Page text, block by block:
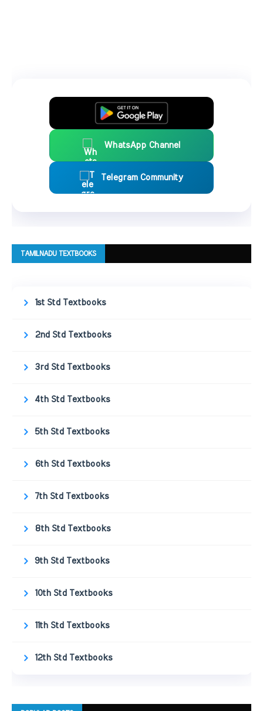
WhatsApp Channel
Telegram Community
TAMILNADU TEXTBOOKS
1st Std Textbooks
2nd Std Textbooks
3rd Std Textbooks
4th Std Textbooks
5th Std Textbooks
6th Std Textbooks
7th Std Textbooks
8th Std Textbooks
9th Std Textbooks
10th Std Textbooks
11th Std Textbooks
12th Std Textbooks